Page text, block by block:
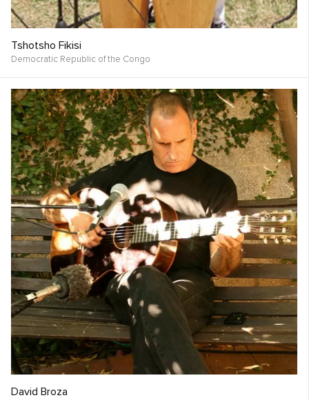
Tshotsho Fikisi
Democratic Republic of the Congo
David Broza